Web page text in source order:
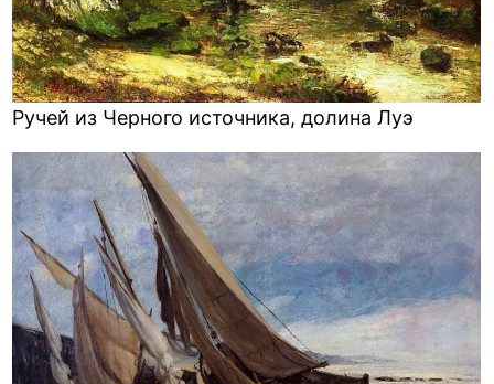
Ручей из Черного источника, долина Луэ